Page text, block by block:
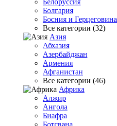
Белоруссия
Болгария
Босния и Герцеговина
Все категории (32)
Азия
Абхазия
Азербайджан
Армения
Афганистан
Все категории (46)
Африка
Алжир
Ангола
Биафра
Ботсвана